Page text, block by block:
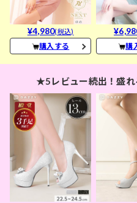
¥4,980(税込)
購入する 購
★5レビュー続出！盛